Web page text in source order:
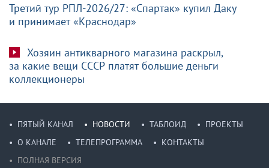
Третий тур РПЛ-2026/27: «Спартак» купил Даку
и принимает «Краснодар»
Хозяин антикварного магазина раскрыл,
за какие вещи СССР платят большие деньги
коллекционеры
ПЯТЫЙ КАНАЛ НОВОСТИ ТАБЛОИД
ПРОЕКТЫ
О КАНАЛЕ
ТЕЛЕПРОГРАММА
КОНТАКТЫ
ПОЛНАЯ ВЕРСИЯ